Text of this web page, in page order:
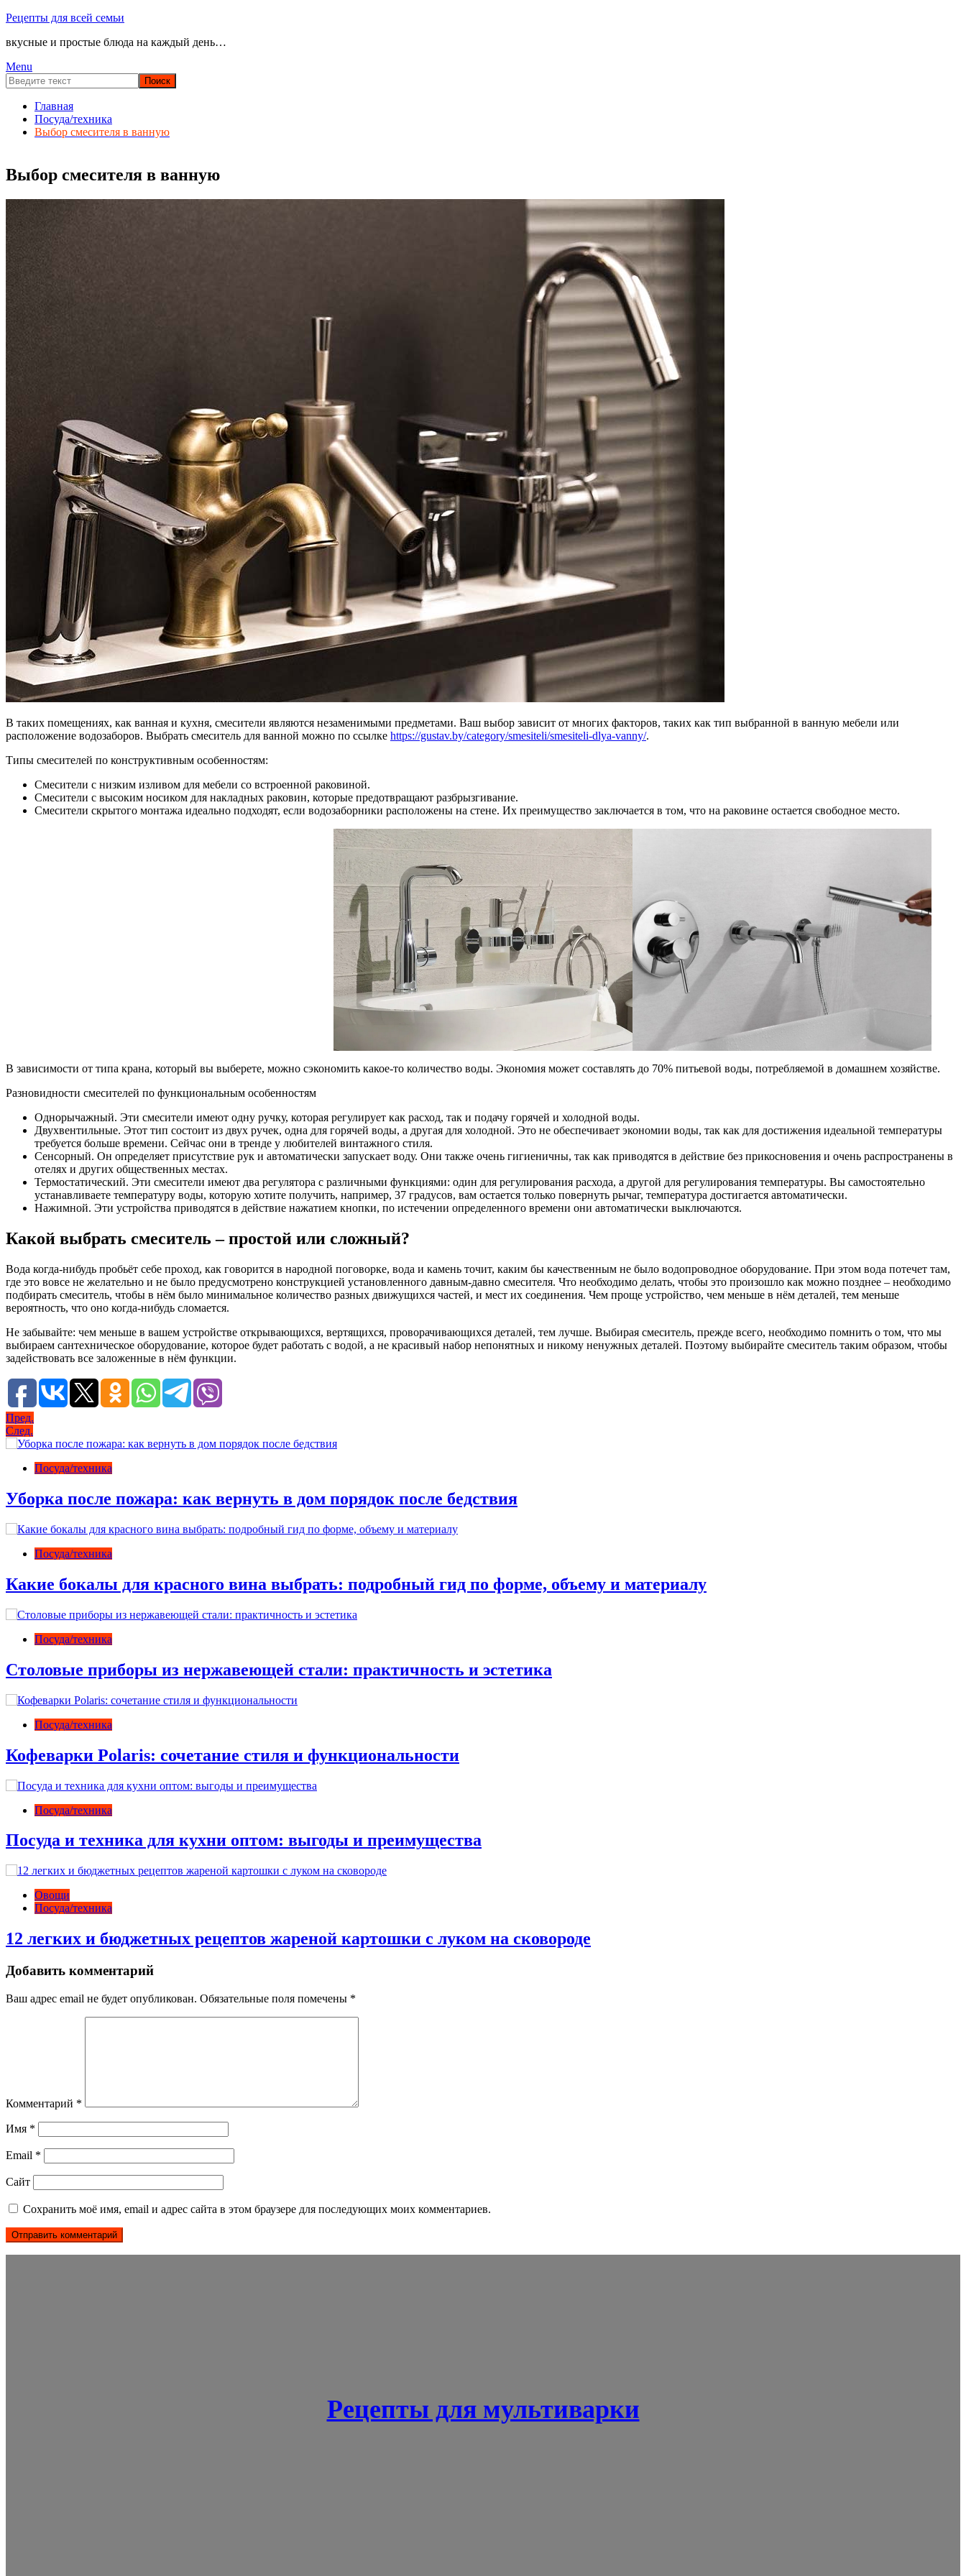
Перейти
содержимому
Рецепты для всей семьи
вкусные и простые блюда на каждый день…
Menu
Главная
Посуда/техника
Выбор смесителя в ванную
Выбор смесителя в ванную
В таких помещениях, как ванная и кухня, смесители являются незаменимыми предметами. Ваш выбор зависит от многих факторов, таких как тип выбранной в ванную мебели или
расположение водозаборов. Выбрать смеситель для ванной можно по ссылке https://gustav.by/category/smesiteli/smesiteli-dlya-vanny/.
Типы смесителей по конструктивным особенностям:
Смесители с низким изливом для мебели со встроенной раковиной.
Смесители с высоким носиком для накладных раковин, которые предотвращают разбрызгивание.
Смесители скрытого монтажа идеально подходят, если водозаборники расположены на стене. Их преимущество заключается в том, что на раковине остается свободное место.
В зависимости от типа крана, который вы выберете, можно сэкономить какое-то количество воды. Экономия может составлять до 70% питьевой воды, потребляемой в домашнем хозяйстве.
Разновидности смесителей по функциональным особенностям
Однорычажный. Эти смесители имеют одну ручку, которая регулирует как расход, так и подачу горячей и холодной воды.
Двухвентильные. Этот тип состоит из двух ручек, одна для горячей воды, а другая для холодной. Это не обеспечивает экономии воды, так как для достижения идеальной температуры
требуется больше времени. Сейчас они в тренде у любителей винтажного стиля.
Сенсорный. Он определяет присутствие рук и автоматически запускает воду. Они также очень гигиеничны, так как приводятся в действие без прикосновения и очень распространены в
отелях и других общественных местах.
Термостатический. Эти смесители имеют два регулятора с различными функциями: один для регулирования расхода, а другой для регулирования температуры. Вы самостоятельно
устанавливаете температуру воды, которую хотите получить, например, 37 градусов, вам остается только повернуть рычаг, температура достигается автоматически.
Нажимной. Эти устройства приводятся в действие нажатием кнопки, по истечении определенного времени они автоматически выключаются.
Какой выбрать смеситель – простой или сложный?
Вода когда-нибудь пробьёт себе проход, как говорится в народной поговорке, вода и камень точит, каким бы качественным не было водопроводное оборудование. При этом вода потечет там,
где это вовсе не желательно и не было предусмотрено конструкцией установленного давным-давно смесителя. Что необходимо делать, чтобы это произошло как можно позднее – необходимо
подбирать смеситель, чтобы в нём было минимальное количество разных движущихся частей, и мест их соединения. Чем проще устройство, чем меньше в нём деталей, тем меньше
вероятность, что оно когда-нибудь сломается.
Не забывайте: чем меньше в вашем устройстве открывающихся, вертящихся, проворачивающихся деталей, тем лучше. Выбирая смеситель, прежде всего, необходимо помнить о том, что мы
выбираем сантехническое оборудование, которое будет работать с водой, а не красивый набор непонятных и никому ненужных деталей. Поэтому выбирайте смеситель таким образом, чтобы
задействовать все заложенные в нём функции.
Навигация
по
записям
Пред.
След.
Посуда/техника
Уборка после пожара: как вернуть в дом порядок после бедствия
Посуда/техника
Какие бокалы для красного вина выбрать: подробный гид по форме, объему и материалу
Посуда/техника
Столовые приборы из нержавеющей стали: практичность и эстетика
Посуда/техника
Кофеварки Polaris: сочетание стиля и функциональности
Посуда/техника
Посуда и техника для кухни оптом: выгоды и преимущества
Овощи
Посуда/техника
12 легких и бюджетных рецептов жареной картошки с луком на сковороде
Добавить комментарий
Ваш адрес email не будет опубликован. Обязательные поля помечены *
Комментарий *
Имя *
Email *
Сайт
Сохранить моё имя, email и адрес сайта в этом браузере для последующих моих комментариев.
Рецепты для мультиварки